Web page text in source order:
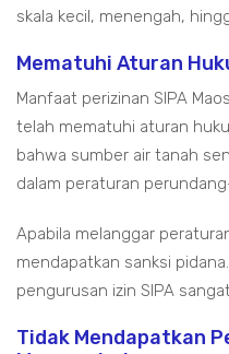
skala kecil, menengah,
Mematuhi Aturan
Manfaat perizinan SIPA
telah mematuhi aturan
bahwa sumber air tanah
dalam peraturan
Apabila melanggar
mendapatkan sanksi
pengurusan izin SIPA
Tidak Mendapatkan